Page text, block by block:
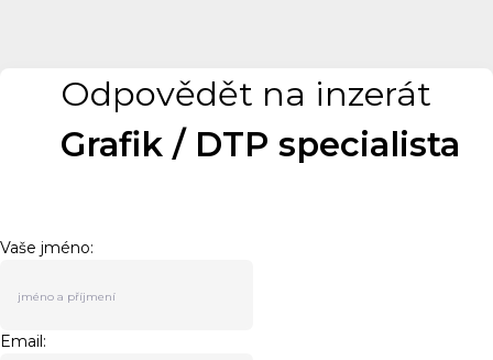
Odpovědět na inzerát
Grafik / DTP specialista
Vaše jméno:
Email: